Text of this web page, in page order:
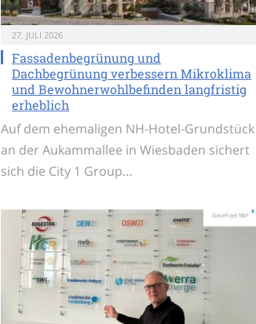
27. JULI 2026
Fassadenbegrünung und
Dachbegrünung verbessern Mikroklima
und Bewohnerwohlbefinden langfristig
erheblich
Auf dem ehemaligen NH-Hotel-Grundstück
an der Aukammallee in Wiesbaden sichert
sich die City 1 Group…